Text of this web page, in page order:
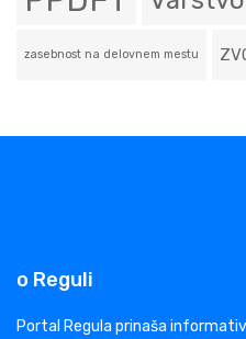
zasebnost na delovnem mestu
o Reguli
Portal Regula prinaša